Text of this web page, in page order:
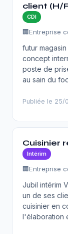
client (H/
CDI
🏢Entreprise
futur
concept
poste de
au sain du
Publiée le 25/
Cuisinier
Intérim
🏢Entreprise
Jubil intérim
un de ses
cuisinier en
l'élaboration